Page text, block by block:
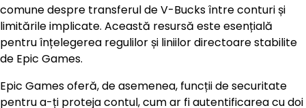
comune despre transferul de V-Bucks între conturi și
limitările implicate. Această resursă este esențială
pentru înțelegerea regulilor și liniilor directoare stabilite
de Epic Games.
Epic Games oferă, de asemenea, funcții de securitate
pentru a-ți proteja contul, cum ar fi autentificarea cu doi